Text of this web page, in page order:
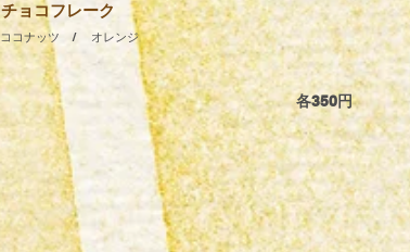
​チョコフレーク
ココナッツ / オレンジ
各350円